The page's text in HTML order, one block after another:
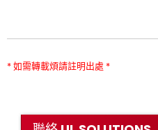
* 如需轉載煩請註明出處 *